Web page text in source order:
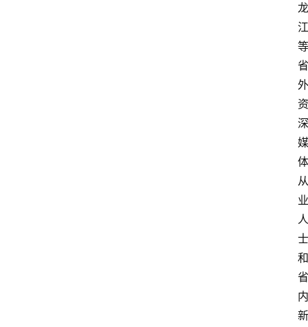
龙
江
等
省
外
资
深
媒
体
从
业
人
士
和
省
内
新